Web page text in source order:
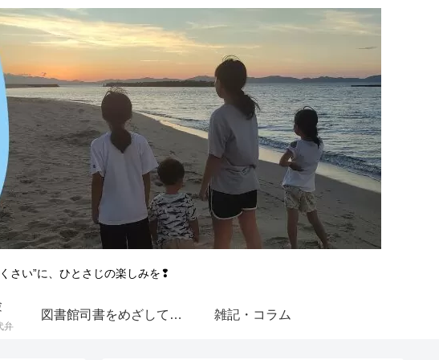
さい”に、ひとさじの楽しみを❢
弁
図書館司書をめざして【近大通信】 雑記・コラム